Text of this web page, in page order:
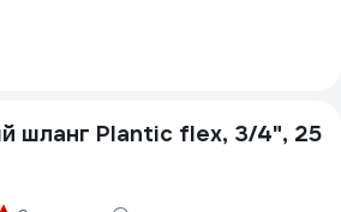
шланг Plantic flex, 3/4", 25